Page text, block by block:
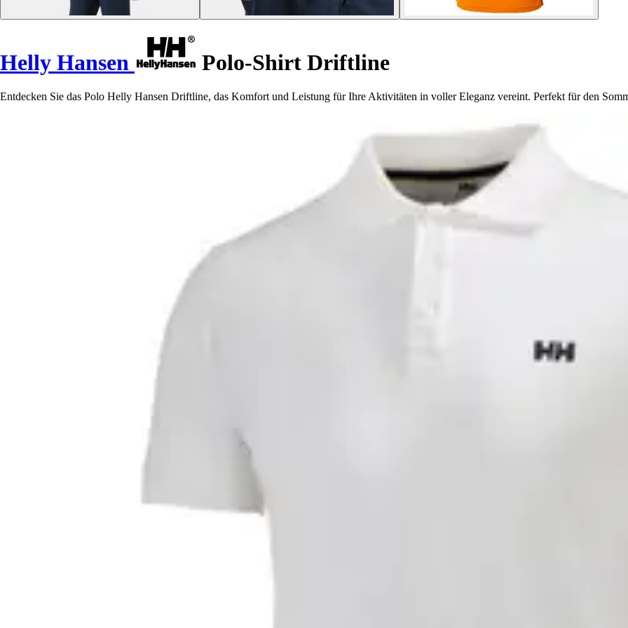
Helly Hansen Polo-Shirt Driftline
Entdecken Sie das Polo Helly Hansen Driftline, das Komfort und Leistung für Ihre Aktivitäten in voller Eleganz vereint. Perfekt für den